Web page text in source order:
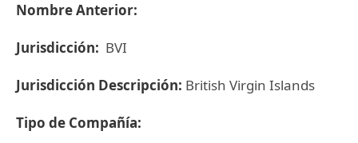
Nombre Anterior:
Jurisdicción: BVI
Jurisdicción Descripción: British Virgin Islands
Tipo de Compañía: